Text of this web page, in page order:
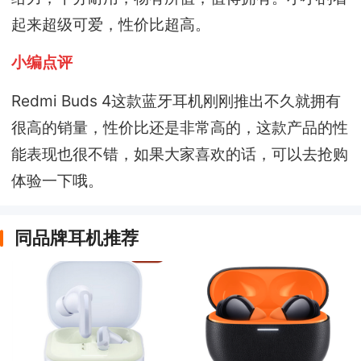
起来超级可爱，性价比超高。
小编点评
Redmi Buds 4这款蓝牙耳机刚刚推出不久就拥有
很高的销量，性价比还是非常高的，这款产品的性
能表现也很不错，如果大家喜欢的话，可以去抢购
体验一下哦。
同品牌耳机推荐